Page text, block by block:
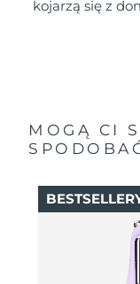
kojarzą się z
MOGĄ CI